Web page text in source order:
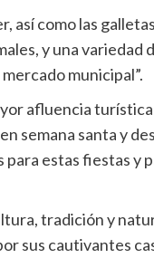
así como las
y una variedad
municipal”.
afluencia
semana santa y
estas fiestas y
tradición y
sus cautivantes